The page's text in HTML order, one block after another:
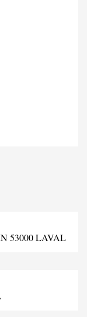
53000 LAVAL